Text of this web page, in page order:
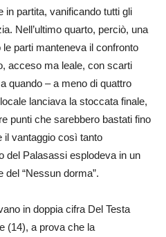
in partita, vanificando tutti gli
Nell’ultimo quarto, perciò, una
parti manteneva il confronto
acceso ma leale, con scarti
quando – a meno di quattro
lanciava la stoccata finale,
punti che sarebbero bastati fino
il vantaggio così tanto
del Palasassi esplodeva in un
del “Nessun dorma”.
in doppia cifra Del Testa
(14), a prova che la